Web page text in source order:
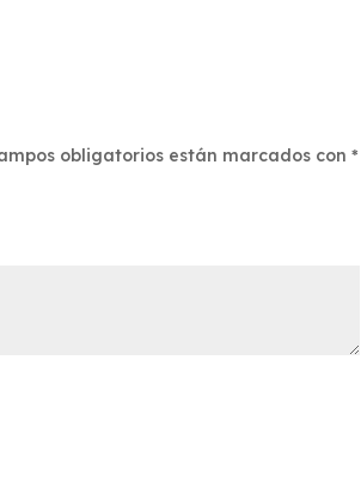
obligatorios están marcados con*